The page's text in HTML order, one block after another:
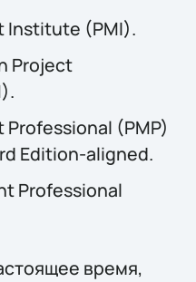
Institute (PMI).
Project
(PMP)
Edition-aligned.
Professional
время,